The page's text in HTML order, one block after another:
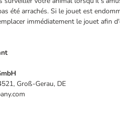
été arrachés. Si le jouet est
immédiatement le jouet afin
Groß-Gerau, DE